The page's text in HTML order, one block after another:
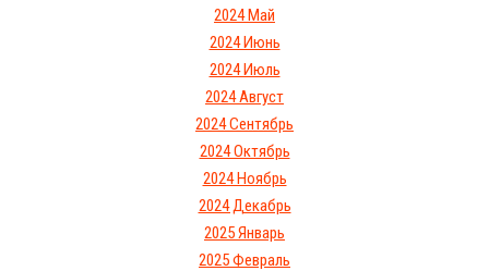
2024 Май
2024 Июнь
2024 Июль
2024 Август
2024 Сентябрь
2024 Октябрь
2024 Ноябрь
2024 Декабрь
2025 Январь
2025 Февраль